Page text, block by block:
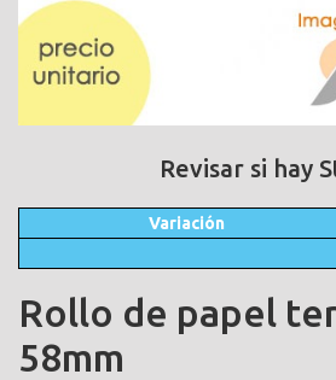
Revisar si hay
Variación
Rollo de papel
58mm